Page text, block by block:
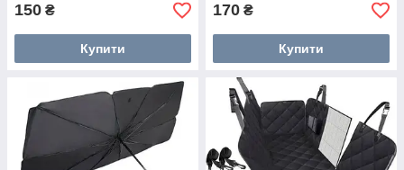
150 ₴
Купити
170 ₴
Купити